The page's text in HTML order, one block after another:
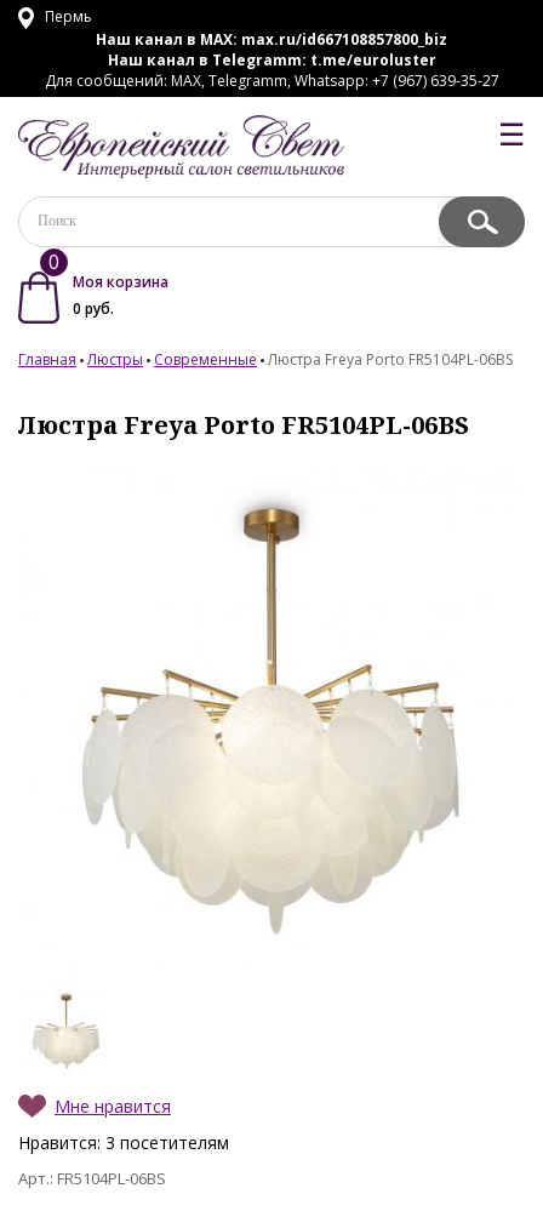
Пермь
Наш канал в MAX: max.ru/id667108857800_biz
Наш канал в Telegramm: t.me/euroluster
Для сообщений: MAX, Telegramm, Whatsapp: +7 (967) 639-35-27
☰
0
Моя корзина
0 руб.
Главная Люстры Современные Люстра Freya Porto FR5104PL-06BS
Люстра Freya Porto FR5104PL-06BS
Мне нравится
Нравится: 3 посетителям
Арт.: FR5104PL-06BS